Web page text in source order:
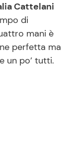
Cattelani
di
mani è
perfetta ma
un po’ tutti.